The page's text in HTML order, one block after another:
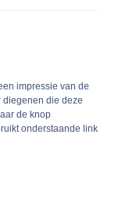
impressie van de
diegenen die deze
de knop
onderstaande link